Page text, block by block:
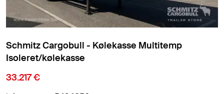
Schmitz Cargobull - Kølekasse Multitemp
Isoleret/kølekasse
33.217 €